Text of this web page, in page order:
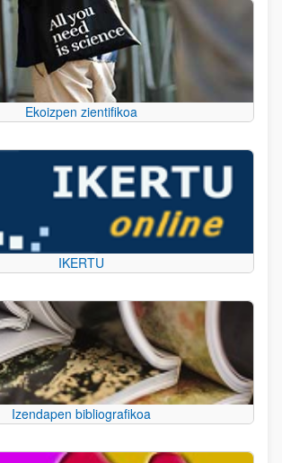
Ekoizpen zientifikoa
IKERTU
Izendapen bibliografikoa